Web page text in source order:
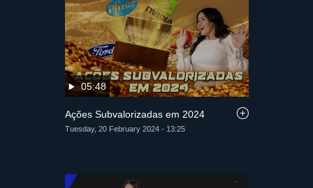
05:48
Ações Subvalorizadas em 2024
Tuesday, 20 February 2024 - 13:25